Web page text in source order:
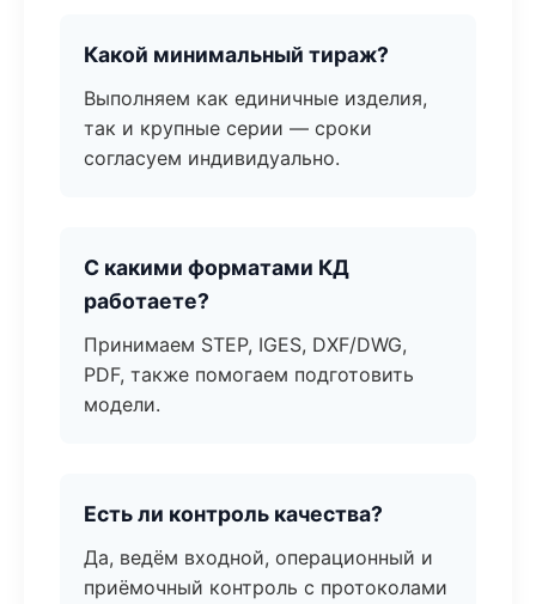
Какой минимальный тираж?
Выполняем как единичные изделия,
так и крупные серии — сроки
согласуем индивидуально.
С какими форматами КД
работаете?
Принимаем STEP, IGES, DXF/DWG,
PDF, также помогаем подготовить
модели.
Есть ли контроль качества?
Да, ведём входной, операционный и
приёмочный контроль с протоколами